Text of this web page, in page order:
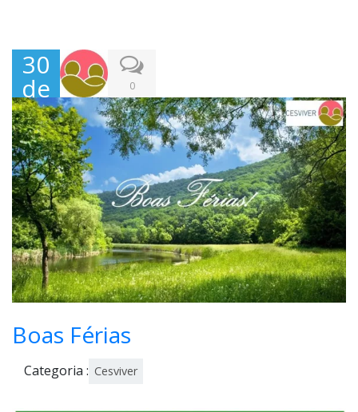
30
de
Jun
ho,
202
0
0
Boas Férias
Categoria : Cesviver